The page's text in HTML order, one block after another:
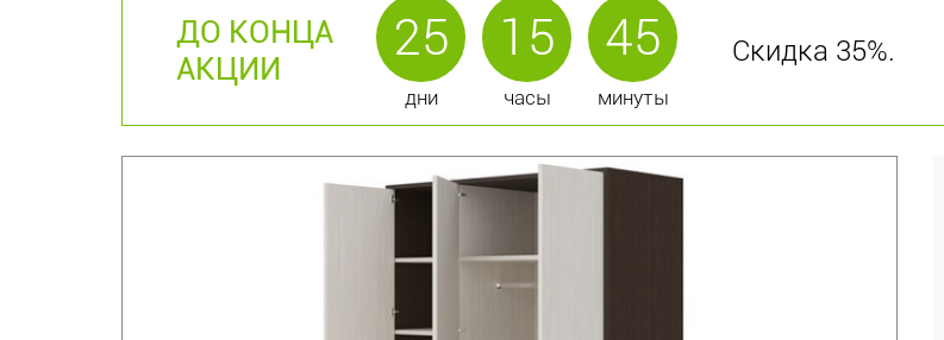
ДО КОНЦА
АКЦИИ
25
дни
15
часы
45
минуты
Скидка 35%.